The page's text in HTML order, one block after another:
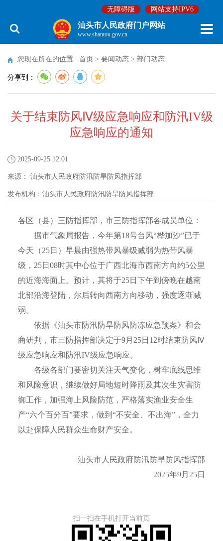
无障碍版 网站支持IPV6
汕头市人民政府门户网站
www.shantou.gov.cn
您现在所在的位置 : 首页 > 要闻动态 > 部门动态
分享到：
关于结束防风Ⅳ级应急响应和防汛IV级
应急响应的通知
2025-09-25 12:01
来源： 汕头市人民政府防汛防旱防风指挥部
发布机构： 汕头市人民政府防汛防旱防风指挥部
各区（县）三防指挥部，市三防指挥部各成员单位：
据市气象局报告，今年第18号台风“桦加沙”已于
今天（25日）早晨由强热带风暴级减弱为热带风暴
级，25日08时其中心位于广西北海市西南方向约5公里
的近海海面上。预计，其将于25日下午到傍晚在越南
北部沿海登陆，尔后转向西南方向移动，强度逐渐减
弱。
依据《汕头市防汛防旱防风防冻应急预案》和会
商研判，市三防指挥部决定于9月25日12时结束防风Ⅳ
级应急响应和防汛IV级应急响应。
各级各部门要密切关注天气变化，树牢底线思维
和风险意识，继续做好局地短时降雨及其次生灾害防
御工作，加强海上风险防范，严格落实渔业安全生
产“六个百分百”要求，做到“不安全、不出海”，全力
以赴保障人民群众生命财产安全。
汕头市人民政府防汛防旱防风指挥部
2025年9月25日
扫一扫在手机打开当前页